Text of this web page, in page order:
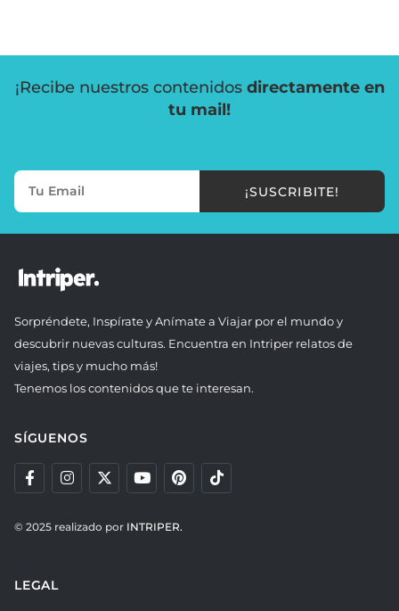
¡Recibe nuestros contenidos directamente en
tu mail!
¡SUSCRIBITE!
Sorpréndete, Inspírate y Anímate a Viajar por el mundo y
descubrir nuevas culturas. Encuentra en Intriper relatos de
viajes, tips y mucho más!
Tenemos los contenidos que te interesan.
SÍGUENOS
© 2025 realizado por INTRIPER.
LEGAL